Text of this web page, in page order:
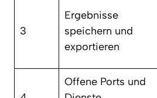
3
Ergebnisse
speichern und
exportieren
Offene Ports und